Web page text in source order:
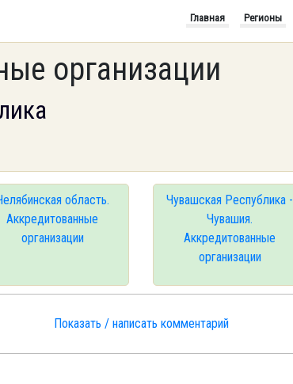
Главная Регионы
организации
область.
Аккредитованные
организации
Чувашская Республика -
Чувашия.
Аккредитованные
организации
Показать / написать комментарий